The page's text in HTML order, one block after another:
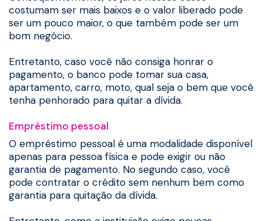
costumam ser mais baixos e o valor liberado pode
ser um pouco maior, o que também pode ser um
bom negócio.
Entretanto, caso você não consiga honrar o
pagamento, o banco pode tomar sua casa,
apartamento, carro, moto, qual seja o bem que você
tenha penhorado para quitar a dívida.
Empréstimo pessoal
O empréstimo pessoal é uma modalidade disponível
apenas para pessoa física e pode exigir ou não
garantia de pagamento. No segundo caso, você
pode contratar o crédito sem nenhum bem como
garantia para quitação da dívida.